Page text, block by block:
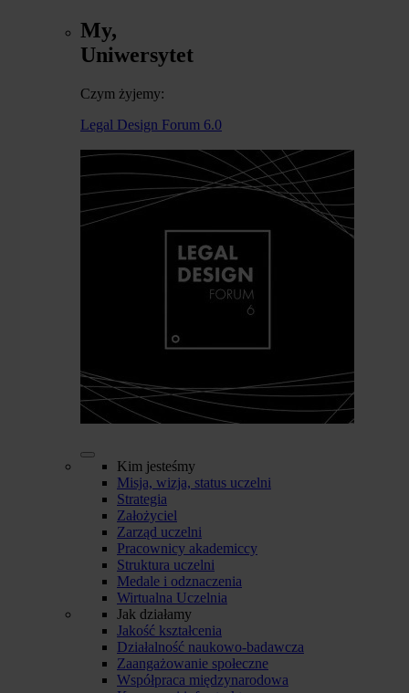
My,
Uniwersytet
Czym żyjemy:
Legal Design Forum 6.0
Kim jesteśmy
Misja, wizja, status uczelni
Strategia
Założyciel
Zarząd uczelni
Pracownicy akademiccy
Struktura uczelni
Medale i odznaczenia
Wirtualna Uczelnia
Jak działamy
Jakość kształcenia
Działalność naukowo-badawcza
Zaangażowanie społeczne
Współpraca międzynarodowa